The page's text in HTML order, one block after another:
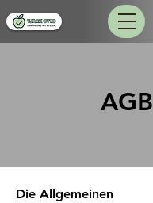
AGB
Die Allgemeinen